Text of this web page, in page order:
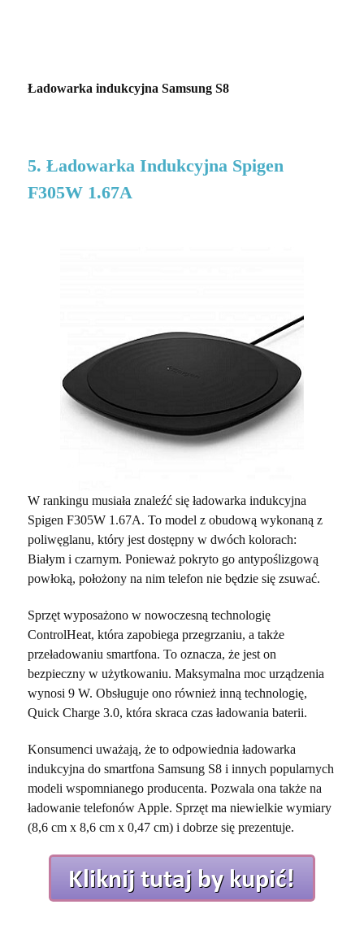
Ładowarka indukcyjna Samsung S8
5. Ładowarka Indukcyjna Spigen
F305W 1.67A
W rankingu musiała znaleźć się ładowarka indukcyjna
Spigen F305W 1.67A. To model z obudową wykonaną z
poliwęglanu, który jest dostępny w dwóch kolorach:
Białym i czarnym. Ponieważ pokryto go antypoślizgową
powłoką, położony na nim telefon nie będzie się zsuwać.
Sprzęt wyposażono w nowoczesną technologię
ControlHeat, która zapobiega przegrzaniu, a także
przeładowaniu smartfona. To oznacza, że jest on
bezpieczny w użytkowaniu. Maksymalna moc urządzenia
wynosi 9 W. Obsługuje ono również inną technologię,
Quick Charge 3.0, która skraca czas ładowania baterii.
Konsumenci uważają, że to odpowiednia ładowarka
indukcyjna do smartfona Samsung S8 i innych popularnych
modeli wspomnianego producenta. Pozwala ona także na
ładowanie telefonów Apple. Sprzęt ma niewielkie wymiary
(8,6 cm x 8,6 cm x 0,47 cm) i dobrze się prezentuje.